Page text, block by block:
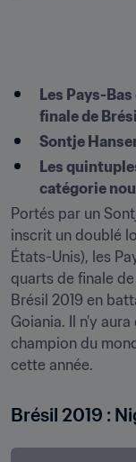
Les Pays-
finale de
Sontje
Les
catégorie
Portés par un
inscrit un doublé
États-Unis), les
quarts de finale
Brésil 2019 en
Goiania. Il n'y
champion du
cette année.
Brésil 2019 :